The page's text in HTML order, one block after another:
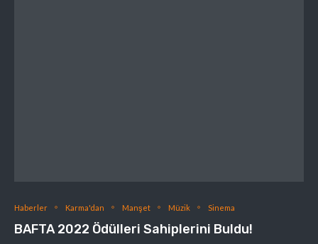
Haberler Karma'dan Manşet Müzik Sinema
BAFTA 2022 Ödülleri Sahiplerini Buldu!